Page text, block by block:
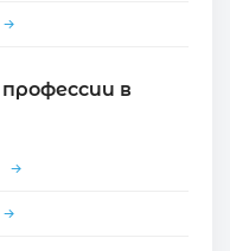
→
в
→
→